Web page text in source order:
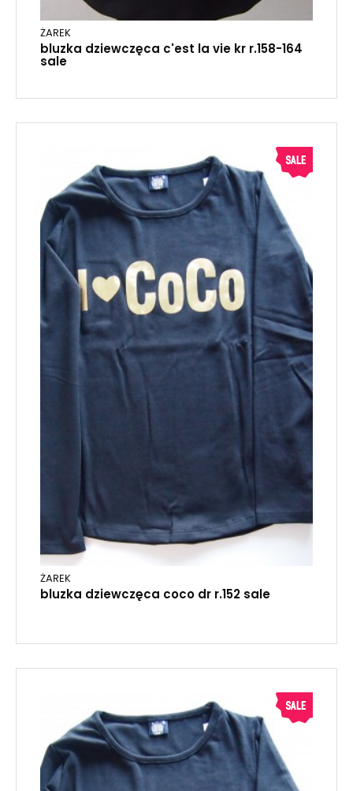
ŻAREK
bluzka dziewczęca c'est la vie kr r.158-164
sale
ŻAREK
bluzka dziewczęca coco dr r.152 sale